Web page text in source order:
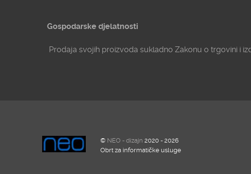
Gospodarske djelatnosti
Prodaja svojih proizvoda sukladno Zakonu o trgovini i
© NEO - dizajn 2020 - 2026
Obrt za informatičke usluge